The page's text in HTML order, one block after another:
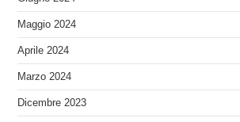
Maggio 2024
Aprile 2024
Marzo 2024
Dicembre 2023